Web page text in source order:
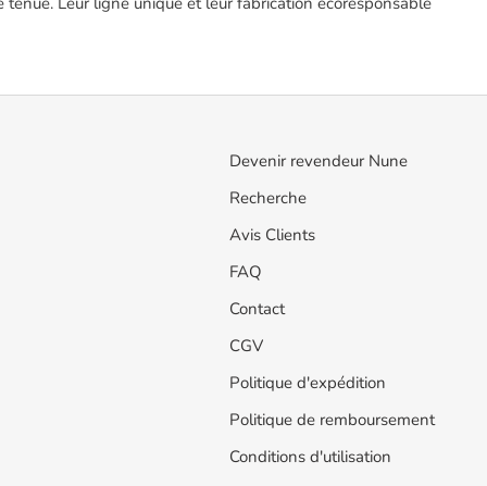
Devenir revendeur Nune
Recherche
Avis Clients
FAQ
Contact
CGV
Politique d'expédition
Politique de remboursement
Conditions d'utilisation